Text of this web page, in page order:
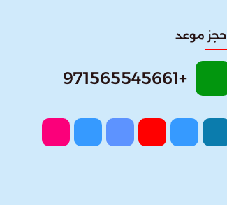
احجز موعد
+971565545661